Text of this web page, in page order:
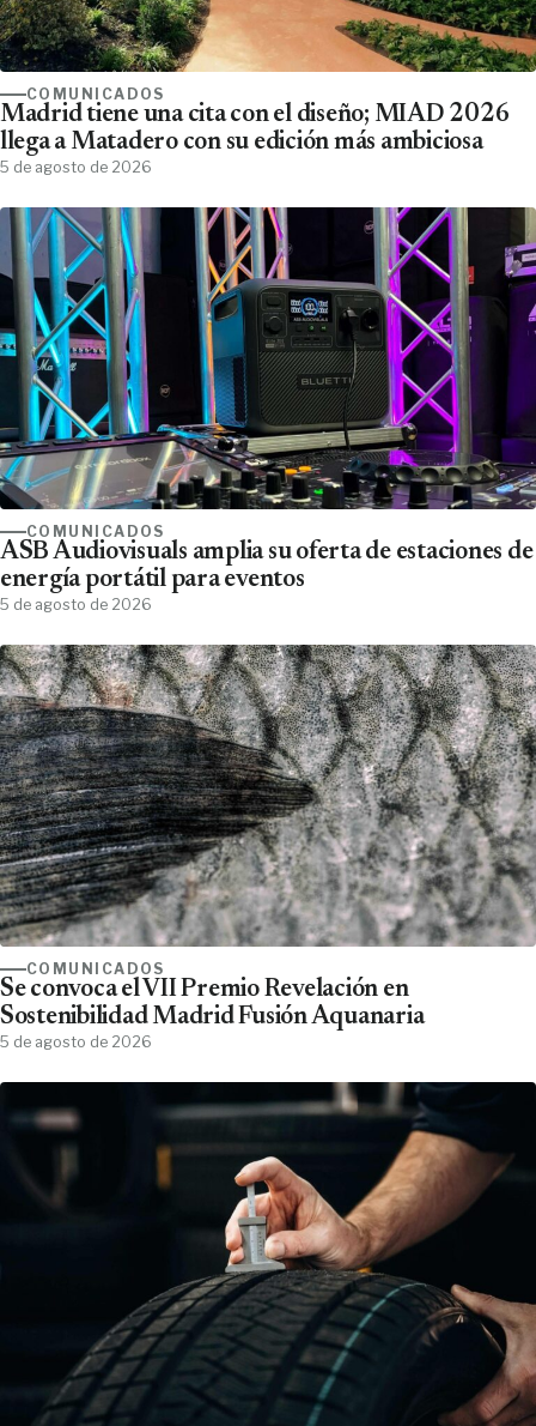
COMUNICADOS
Madrid tiene una cita con el diseño; MIAD 2026
llega a Matadero con su edición más ambiciosa
5 de agosto de 2026
COMUNICADOS
ASB Audiovisuals amplia su oferta de estaciones de
energía portátil para eventos
5 de agosto de 2026
COMUNICADOS
Se convoca el VII Premio Revelación en
Sostenibilidad Madrid Fusión Aquanaria
5 de agosto de 2026